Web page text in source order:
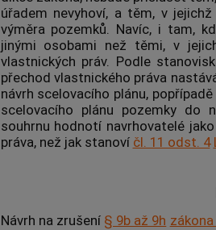
úřadem nevyhoví, a těm, v
výměra pozemků. Navíc, i tam,
jinými osobami než těmi, v
vlastnických práv. Podle
přechod vlastnického práva
návrh scelovacího plánu,
scelovacího plánu pozemky do
souhrnu hodnotí navrhovatelé
práva, než jak stanoví čl. 11 odst. 4
Návrh na zrušení § 9b až 9h